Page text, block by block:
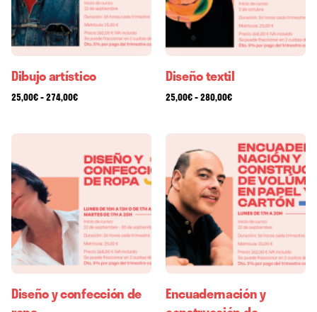
Dibujo artístico
25,00€-274,00€
Diseño textil
25,00€-280,00€
Diseño y confección de
Encuadernación y